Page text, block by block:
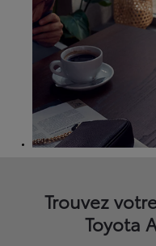
Trouvez
Toyota